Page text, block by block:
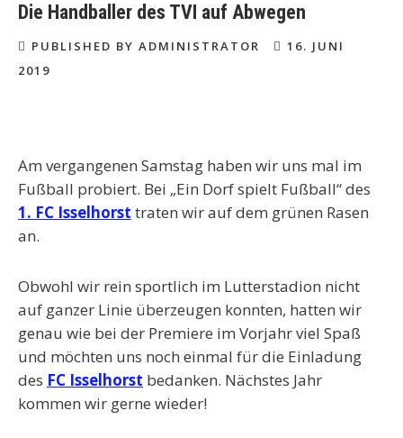
Die Handballer des TVI auf Abwegen
PUBLISHED BY ADMINISTRATOR
16. JUNI
2019
Am vergangenen Samstag haben wir uns mal im
Fußball probiert. Bei „Ein Dorf spielt Fußball“ des
1. FC Isselhorst traten wir auf dem grünen Rasen
an.
Obwohl wir rein sportlich im Lutterstadion nicht
auf ganzer Linie überzeugen konnten, hatten wir
genau wie bei der Premiere im Vorjahr viel Spaß
und möchten uns noch einmal für die Einladung
des FC Isselhorst bedanken. Nächstes Jahr
kommen wir gerne wieder!